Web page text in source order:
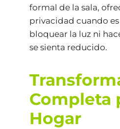
formal de la sala,
privacidad cuando
bloquear la luz ni
se sienta reducido.
Completa
Hogar